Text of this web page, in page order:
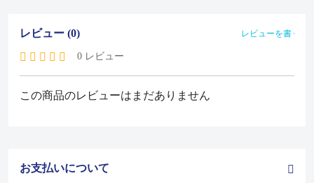
レビュー (0) レビューを書く
0 レビュー
この商品のレビューはまだありません
お支払いについて